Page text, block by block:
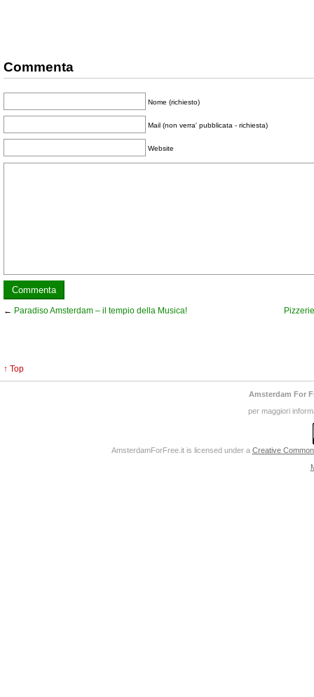
Commenta
Nome (richiesto)
Mail (non verra' pubblicata - richiesta)
Website
← Paradiso Amsterdam – il tempio della Musica!
↑ Top
Amsterdam For
per maggiori
AmsterdamForFree.itis licensed under a Creative